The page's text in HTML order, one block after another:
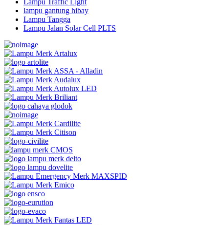
Lampu Traffic Light
lampu gantung hibay
Lampu Tangga
Lampu Jalan Solar Cell PLTS